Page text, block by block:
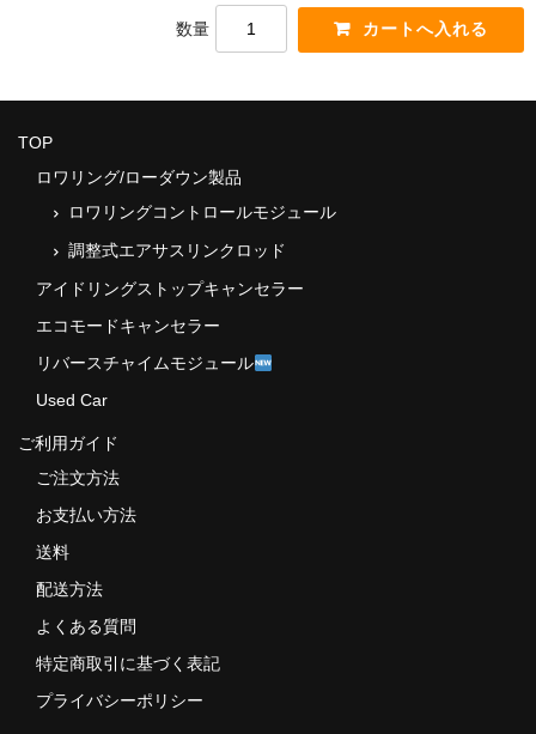
数量
TOP
ロワリング/ローダウン製品
ロワリングコントロールモジュール
調整式エアサスリンクロッド
アイドリングストップキャンセラー
エコモードキャンセラー
リバースチャイムモジュール
Used Car
ご利用ガイド
ご注文方法
お支払い方法
送料
配送方法
よくある質問
特定商取引に基づく表記
プライバシーポリシー